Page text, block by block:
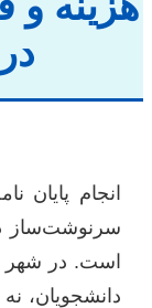
انجام پایان
سرنوشت‌ساز
است. در شهر
دانشجویان،